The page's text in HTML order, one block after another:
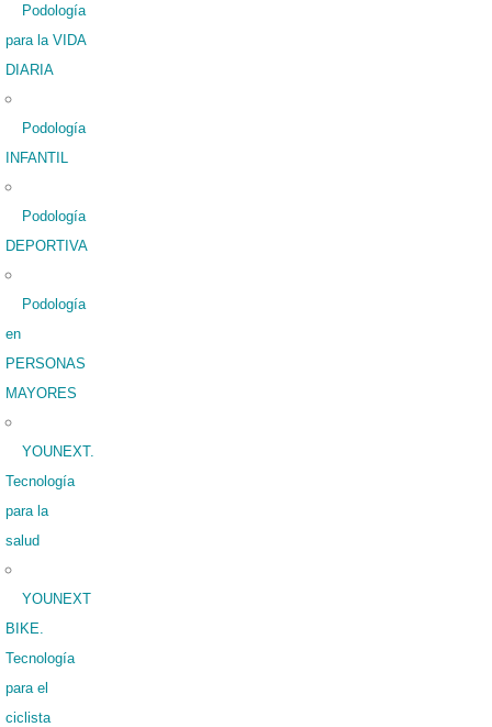
Podología
para la VIDA
DIARIA
Podología
INFANTIL
Podología
DEPORTIVA
Podología
en
PERSONAS
MAYORES
YOUNEXT.
Tecnología
para la
salud
YOUNEXT
BIKE.
Tecnología
para el
ciclista